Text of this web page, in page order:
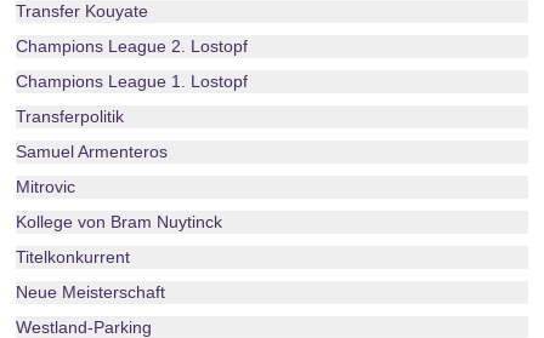
Transfer Kouyate
Champions League 2. Lostopf
Champions League 1. Lostopf
Transferpolitik
Samuel Armenteros
Mitrovic
Kollege von Bram Nuytinck
Titelkonkurrent
Neue Meisterschaft
Westland-Parking